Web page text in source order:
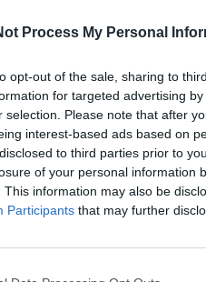
Process My Personal
opt-out of the sale, sharing to
for targeted advertising
selection. Please note that after
interest-based ads based on
to third parties prior to
of your personal information
This information may also be
Participants that may further
insieme a
la possibilità di prendere parte
delmaresciallo capo Antonio
nelle attività promosse in
di ricordoe
tua città direttamente sul